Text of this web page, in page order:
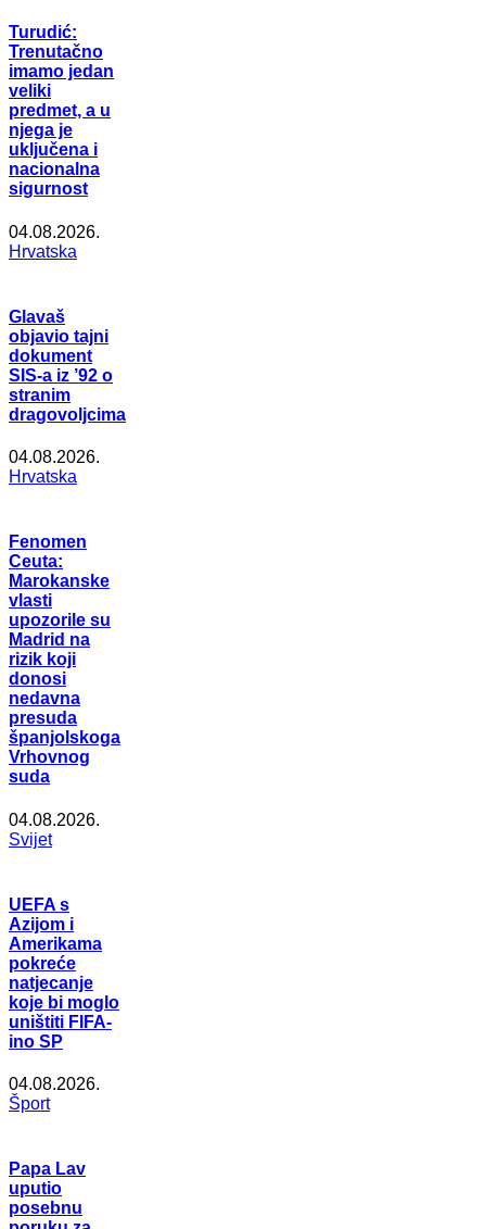
Turudić:
Trenutačno
imamo jedan
veliki
predmet, a u
njega je
uključena i
nacionalna
sigurnost
04.08.2026.
Hrvatska
Glavaš
objavio tajni
dokument
SIS-a iz ’92 o
stranim
dragovoljcima
04.08.2026.
Hrvatska
Fenomen
Ceuta:
Marokanske
vlasti
upozorile su
Madrid na
rizik koji
donosi
nedavna
presuda
španjolskoga
Vrhovnog
suda
04.08.2026.
Svijet
UEFA s
Azijom i
Amerikama
pokreće
natjecanje
koje bi moglo
uništiti FIFA-
ino SP
04.08.2026.
Šport
Papa Lav
uputio
posebnu